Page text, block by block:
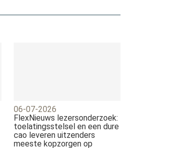
06-07-2026
FlexNieuws lezersonderzoek:
toelatingsstelsel en een dure
cao leveren uitzenders
meeste kopzorgen op